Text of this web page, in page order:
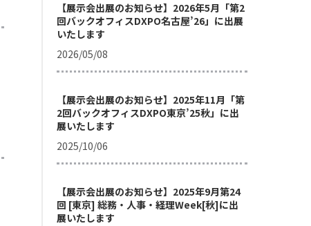
【展示会出展のお知らせ】2026年5月「第2
回バックオフィスDXPO名古屋’26」に出展
いたします
2026/05/08
【展示会出展のお知らせ】2025年11月「第
2回バックオフィスDXPO東京’25秋」に出
展いたします
2025/10/06
【展示会出展のお知らせ】2025年9月第24
回 [東京] 総務・人事・経理Week[秋]に出
展いたします